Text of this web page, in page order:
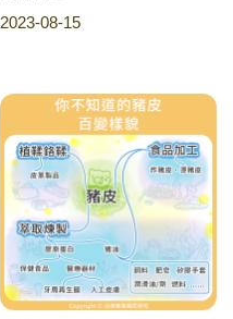
2023-08-15